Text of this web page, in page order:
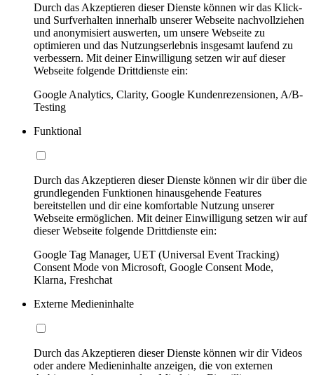
Durch das Akzeptieren dieser Dienste können wir das Klick-
und Surfverhalten innerhalb unserer Webseite nachvollziehen
und anonymisiert auswerten, um unsere Webseite zu
optimieren und das Nutzungserlebnis insgesamt laufend zu
verbessern. Mit deiner Einwilligung setzen wir auf dieser
Webseite folgende Drittdienste ein:
Google Analytics, Clarity, Google Kundenrezensionen, A/B-
Testing
Funktional
Durch das Akzeptieren dieser Dienste können wir dir über die
grundlegenden Funktionen hinausgehende Features
bereitstellen und dir eine komfortable Nutzung unserer
Webseite ermöglichen. Mit deiner Einwilligung setzen wir auf
dieser Webseite folgende Drittdienste ein:
Google Tag Manager, UET (Universal Event Tracking)
Consent Mode von Microsoft, Google Consent Mode,
Klarna, Freshchat
Externe Medieninhalte
Durch das Akzeptieren dieser Dienste können wir dir Videos
oder andere Medieninhalte anzeigen, die von externen